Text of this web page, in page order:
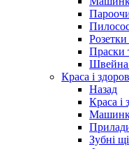
Розетки
Праски
Швейна
Краса і
Назад
Краса і
Зубні